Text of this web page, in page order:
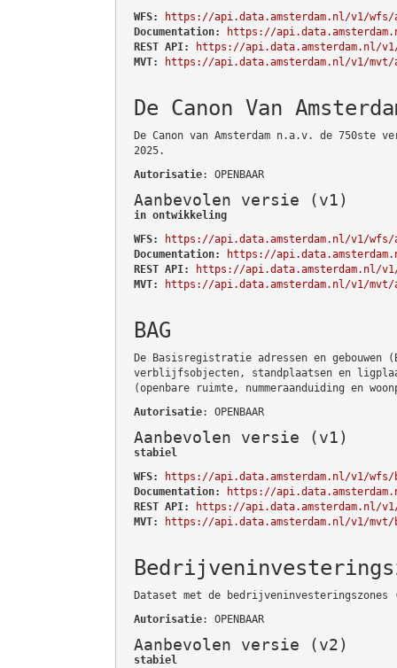
WFS:
https://api.data.amsterdam.nl/v1/
Documentation:
https://
REST API:
https://api.data.amsterdam.nl/
MVT:
https://api.data.amsterdam.nl/v1/
De Canon Van
De Canon van Amsterdam n.a.v. de 750ste
2025.
Autorisatie: OPENBAAR
Aanbevolen versie (v1)
in ontwikkeling
WFS:
https://api.data.amsterdam.nl/v1/wfs/
Documentation:
https://
REST API:
https://api.data.amsterdam.nl/v1/
MVT:
https://api.data.amsterdam.nl/v1/mvt/
BAG
De Basisregistratie adressen en gebouwen
verblijfsobjecten, standplaatsen en
(openbare ruimte, nummeraanduiding en
Autorisatie: OPENBAAR
Aanbevolen versie (v1)
stabiel
WFS:
https://api.data.amsterdam.nl/v1/wfs/
Documentation:
https://
REST API:
https://api.data.amsterdam.nl/
MVT:
https://api.data.amsterdam.nl/v1/mvt/
Dataset met de bedrijveninvesteringszones
Autorisatie: OPENBAAR
Aanbevolen versie (v2)
stabiel